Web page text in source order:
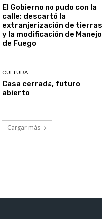
El Gobierno no pudo con la
calle: descartó la
extranjerización de tierras
y la modificación de Manejo
de Fuego
CULTURA
Casa cerrada, futuro
abierto
Cargar más